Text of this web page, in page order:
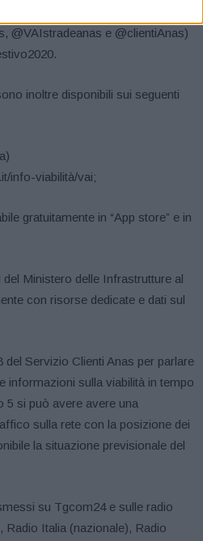
@VAIstradeanas e @clientiAnas)
inoltre disponibili sui seguenti
info-viabilità/vai;
gratuitamente in “App store” e in
Ministero delle Infrastrutture al
con risorse dedicate e dati sul
del Servizio Clienti Anas per parlare
informazioni sulla viabilità in tempo
5 si può avere avere una
sulla rete con la posizione dei
la situazione previsionale del
su Tgcom24 e sulle radio
Radio Italia (nazionale), Radio